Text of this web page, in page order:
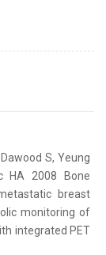
S, Yeung
HA 2008 Bone
breast
monitoring of
integrated PET